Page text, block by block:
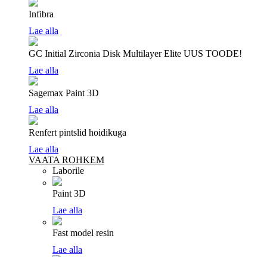
Infibra
Lae alla
GC Initial Zirconia Disk Multilayer Elite UUS TOODE!
Lae alla
Sagemax Paint 3D
Lae alla
Renfert pintslid hoidikuga
Lae alla
VAATA ROHKEM
Laborile
Paint 3D
Lae alla
Fast model resin
Lae alla